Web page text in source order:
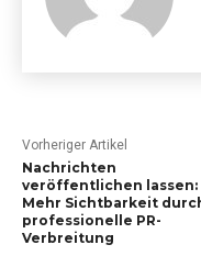
Vorheriger Artikel
Nachrichten
veröffentlichen lassen:
Mehr Sichtbarkeit
professionelle PR-
Verbreitung